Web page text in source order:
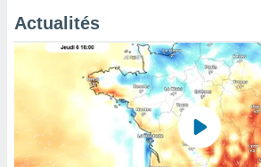
Actualités